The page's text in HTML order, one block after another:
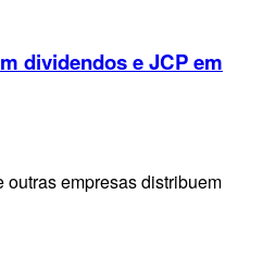
dividendos e JCP em
empresas distribuem